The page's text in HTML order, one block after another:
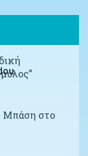
Μπάση στο